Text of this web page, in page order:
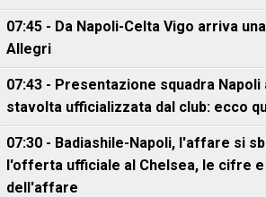
07:45 - Da Napoli-Celta Vigo arriva
Allegri
07:43 - Presentazione squadra Napoli
stavolta ufficializzata dal club: ecco
07:30 - Badiashile-Napoli, l'affare si
l'offerta ufficiale al Chelsea, le cifre
dell'affare